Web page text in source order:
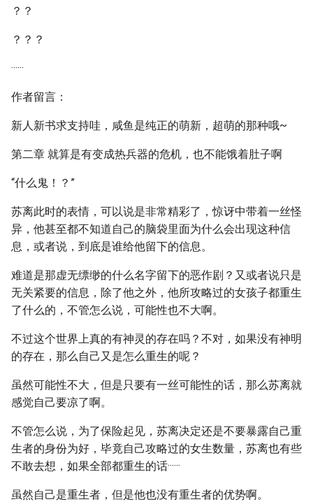
？？
？？？
······
作者留言：
新人新书求支持哇，咸鱼是纯正的萌新，超萌的那种哦~
第二章 就算是有变成热兵器的危机，也不能饿着肚子啊
“什么鬼！？”
苏离此时的表情，可以说是非常精彩了，惊讶中带着一丝怪
异，他甚至都不知道自己的脑袋里面为什么会出现这种信
息，或者说，到底是谁给他留下的信息。
难道是那虚无缥缈的什么名字留下的恶作剧？又或者说只是
无关紧要的信息，除了他之外，他所攻略过的女孩子都重生
了什么的，不管怎么说，可能性也不大啊。
不过这个世界上真的有神灵的存在吗？不对，如果没有神明
的存在，那么自己又是怎么重生的呢？
虽然可能性不大，但是只要有一丝可能性的话，那么苏离就
感觉自己要凉了啊。
不管怎么说，为了保险起见，苏离决定还是不要暴露自己重
生者的身份为好，毕竟自己攻略过的女生数量，苏离也有些
不敢去想，如果全部都重生的话······
虽然自己是重生者，但是他也没有重生者的优势啊。